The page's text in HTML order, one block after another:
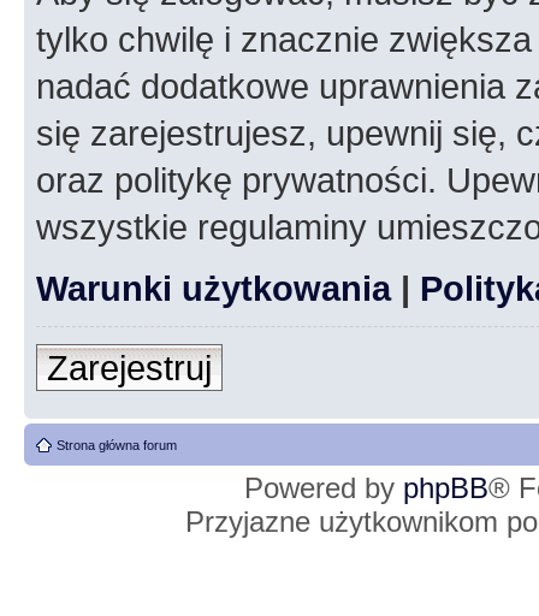
tylko chwilę i znacznie
nadać dodatkowe uprawnienia
się zarejestrujesz, upewnij się,
oraz politykę prywatności.
wszystkie regulaminy
Warunki użytkowania|
Zarejestruj
Strona główna forum
Powered by phpBB®
Przyjazne użytkownikom